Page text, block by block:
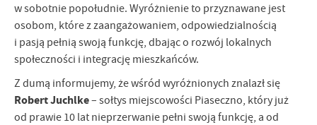
w sobotnie popołudnie. Wyróżnienie to przyznawane jest
osobom, które z zaangażowaniem, odpowiedzialnością
i pasją pełnią swoją funkcję, dbając o rozwój lokalnych
społeczności i integrację mieszkańców.
Z dumą informujemy, że wśród wyróżnionych znalazł się
Robert Juchlke– sołtys miejscowości Piaseczno, który już
od prawie 10 lat nieprzerwanie pełni swoją funkcję, a od